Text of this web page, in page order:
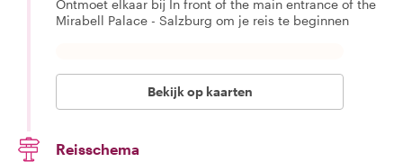
Ontmoet elkaar bij In front of the main entrance of the
Mirabell Palace - Salzburg om je reis te beginnen
Bekijk op kaarten
Reisschema